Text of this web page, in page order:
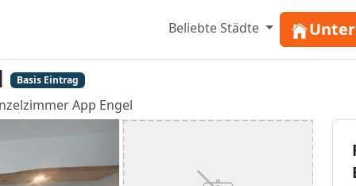
Beliebte Städte
Basis Eintrag
App Engel